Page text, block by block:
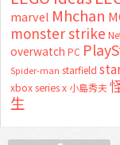
marvel Mhchan
monster strike
overwatch PC
Spider-man starfield
xbox series x 小島秀夫
生